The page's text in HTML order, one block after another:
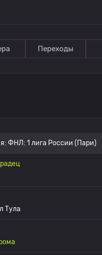
Переходы
ФНЛ: 1 лига России (Пари)
Тула